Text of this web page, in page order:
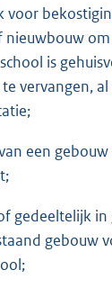
voor
nieuwbouw
is
vervangen,
een
gedeeltelijk
gebouw